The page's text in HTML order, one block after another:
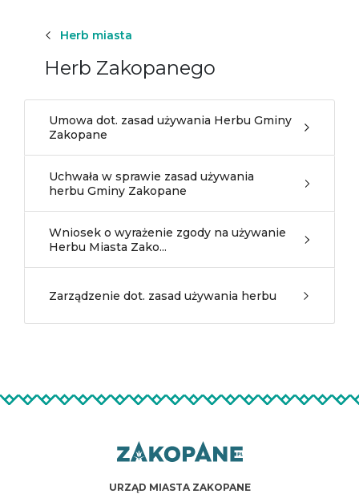
Herb miasta
Herb Zakopanego
Umowa dot. zasad używania Herbu Gminy
Zakopane
Uchwała w sprawie zasad używania
herbu Gminy Zakopane
Wniosek o wyrażenie zgody na używanie
Herbu Miasta Zako...
Zarządzenie dot. zasad używania herbu
URZĄD MIASTA ZAKOPANE